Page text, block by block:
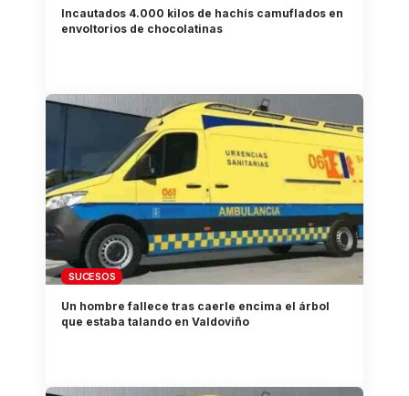
Incautados 4.000 kilos de hachís camuflados en
envoltorios de chocolatinas
SUCESOS
Un hombre fallece tras caerle encima el árbol
que estaba talando en Valdoviño